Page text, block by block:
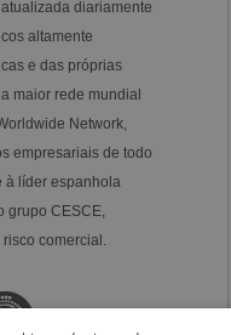
diariamente
altamente
e das próprias
maior rede mundial
Network,
empresariais de todo
à líder espanhola
grupo CESCE,
comercial.